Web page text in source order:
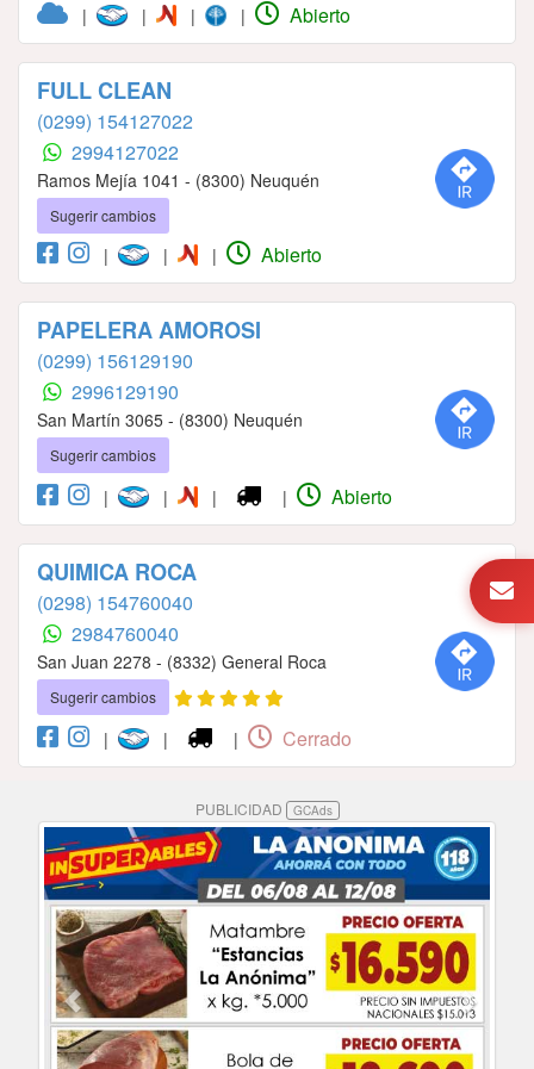
| | | | Abierto
FULL CLEAN
(0299) 154127022
2994127022
Ramos Mejía 1041 - (8300) Neuquén
Sugerir cambios
| | | Abierto
PAPELERA AMOROSI
(0299) 156129190
2996129190
San Martín 3065 - (8300) Neuquén
Sugerir cambios
| | | | Abierto
QUIMICA ROCA
(0298) 154760040
2984760040
San Juan 2278 - (8332) General Roca
Sugerir cambios
| | | Cerrado
PUBLICIDAD GCAds